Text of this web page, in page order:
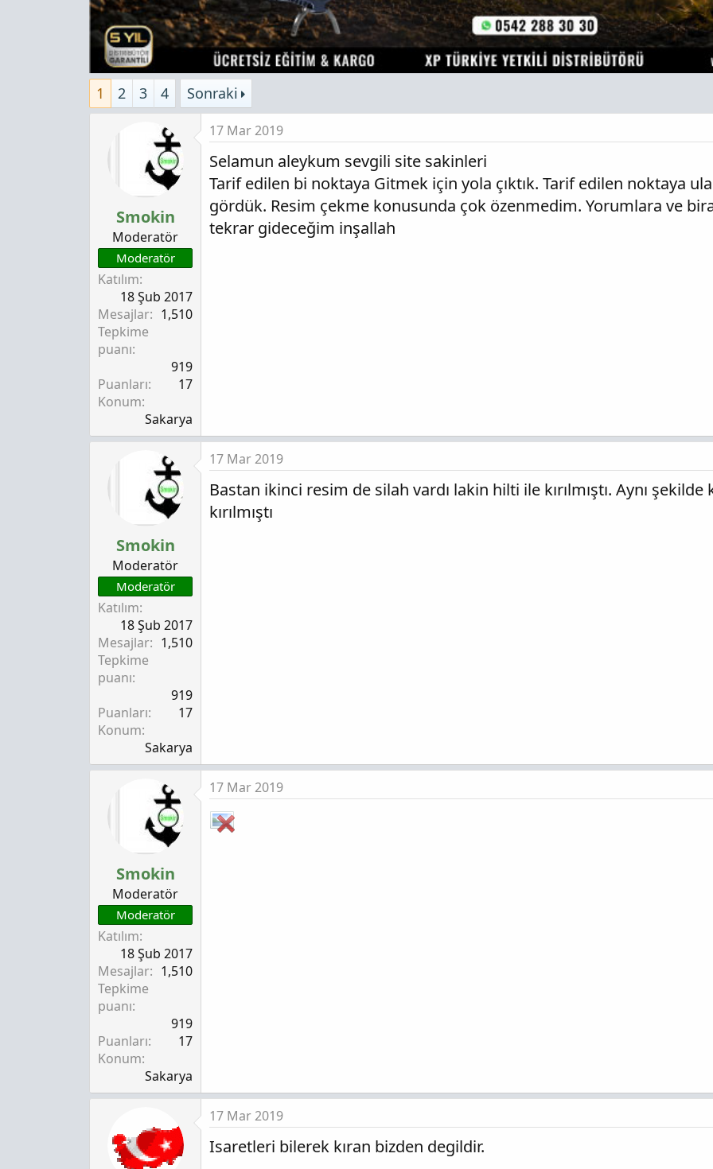
1 2 3 4 Sonraki
Smokin
Moderatör
Moderatör
Katılım
18 Şub 2017
Mesajlar
1,510
Tepkime
puanı
919
Puanları
17
Konum
Sakarya
17 Mar 2019
Selamun aleykum sevgili site sakinleri
Tarif edilen bi noktaya Gitmek için yola çıktık. Tarif edilen noktaya
gördük. Resim çekme konusunda çok özenmedim. Yorumlara ve
tekrar gideceğim inşallah
Smokin
Moderatör
Moderatör
Katılım
18 Şub 2017
Mesajlar
1,510
Tepkime
puanı
919
Puanları
17
Konum
Sakarya
17 Mar 2019
Bastan ikinci resim de silah vardı lakin hilti ile kırılmıştı. Aynı
kırılmıştı
Smokin
Moderatör
Moderatör
Katılım
18 Şub 2017
Mesajlar
1,510
Tepkime
puanı
919
Puanları
17
Konum
Sakarya
17 Mar 2019
17 Mar 2019
Isaretleri bilerek kıran bizden degildir.